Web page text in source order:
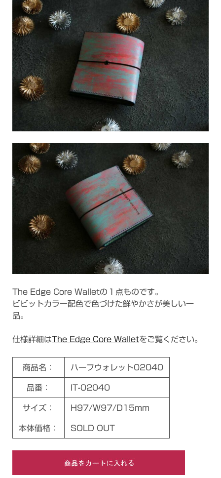
The Edge Core Walletの１点ものです。
ビビットカラー配色で色づけた鮮やかさが美しい一
品。
仕様詳細はThe Edge Core Walletをご覧ください。
商品名： ハーフウォレット02040
品番： IT-02040
サイズ： H97/W97/D15mm
本体価格： SOLD OUT